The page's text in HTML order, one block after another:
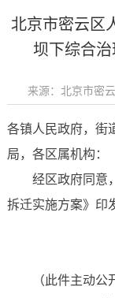
北京市密云区
坝下综合
来源：北京市密
各镇人民政府，街
局，各区属机构：
经区政府同意
拆迁实施方案》印
（此件主动公